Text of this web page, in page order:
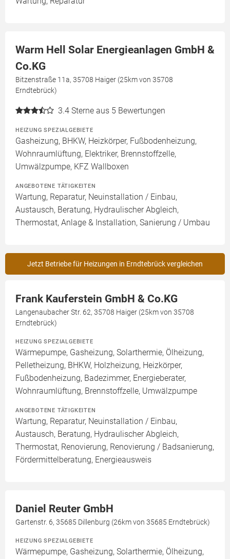
Warm Hell Solar Energieanlagen GmbH &
Co.KG
Bitzenstraße 11a, 35708 Haiger (25km von 35708
Erndtebrück)
3.4 Sterne aus 5 Bewertungen
HEIZUNG SPEZIALGEBIETE
Gasheizung, BHKW, Heizkörper, Fußbodenheizung,
Wohnraumlüftung, Elektriker, Brennstoffzelle,
Umwälzpumpe, KFZ Wallboxen
ANGEBOTENE TÄTIGKEITEN
Wartung, Reparatur, Neuinstallation / Einbau,
Austausch, Beratung, Hydraulischer Abgleich,
Thermostat, Anlage & Installation, Sanierung / Umbau
Jetzt Betriebe für Heizungen in Erndtebrück vergleichen
Frank Kauferstein GmbH & Co.KG
Langenaubacher Str. 62, 35708 Haiger (25km von 35708
Erndtebrück)
HEIZUNG SPEZIALGEBIETE
Wärmepumpe, Gasheizung, Solarthermie, Ölheizung,
Pelletheizung, BHKW, Holzheizung, Heizkörper,
Fußbodenheizung, Badezimmer, Energieberater,
Wohnraumlüftung, Brennstoffzelle, Umwälzpumpe
ANGEBOTENE TÄTIGKEITEN
Wartung, Reparatur, Neuinstallation / Einbau,
Austausch, Beratung, Hydraulischer Abgleich,
Thermostat, Renovierung, Renovierung / Badsanierung,
Fördermittelberatung, Energieausweis
Daniel Reuter GmbH
Gartenstr. 6, 35685 Dillenburg (26km von 35685 Erndtebrück)
HEIZUNG SPEZIALGEBIETE
Wärmepumpe, Gasheizung, Solarthermie, Ölheizung,